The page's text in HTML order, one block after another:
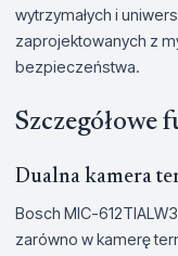
wytrzymałych i
zaprojektowanych z
bezpieczeństwa.
Szczegółowe
Dualna kamera
Bosch MIC-
zarówno w kamerę